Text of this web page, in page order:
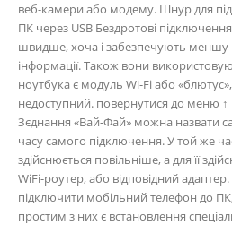
веб-камери або модему. Шнур для
ПК через USB Бездротові
швидше, хоча і забезпечують меншу
інформації. Також вони
ноутбука є модуль Wi-Fi або
недоступний. повернутися до меню ↑
Зєднання «Вай-Фай» можна назвати
часу самого підключення. У той же
здійснюється повільніше, а для її
WiFi-роутер, або відповідний
підключити мобільний телефон до
простим з них є встановлення